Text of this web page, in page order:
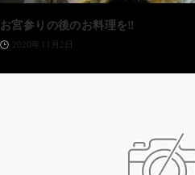
お宮参りの後のお料理を‼️
2020年11月2日